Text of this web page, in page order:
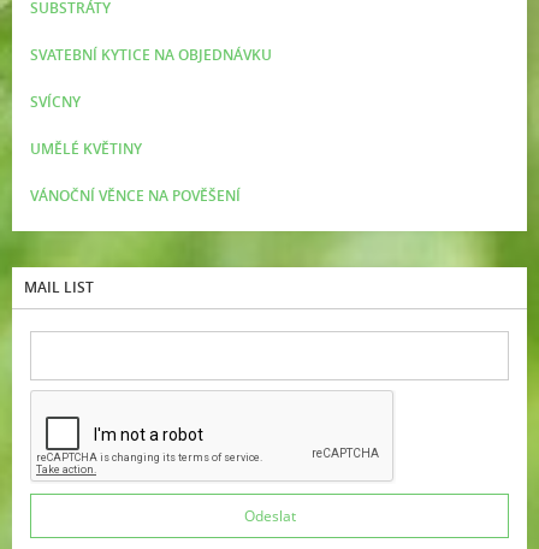
SUBSTRÁTY
SVATEBNÍ KYTICE NA OBJEDNÁVKU
SVÍCNY
UMĚLÉ KVĚTINY
VÁNOČNÍ VĚNCE NA POVĚŠENÍ
MAIL LIST